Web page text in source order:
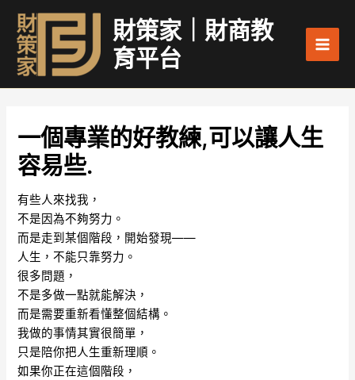
內
財策家｜財商教
育平台
一個專業的好教練,可以讓人生
容易些.
有些人來找我，
不是因為不夠努力。
而是走到某個階段，開始發現——
人生，不能只靠努力。
很多問題，
不是多做一點就能解決，
而是需要重新看懂整個結構。
我做的事情其實很簡單，
只是陪你把人生重新理順。
如果你正在這個階段，